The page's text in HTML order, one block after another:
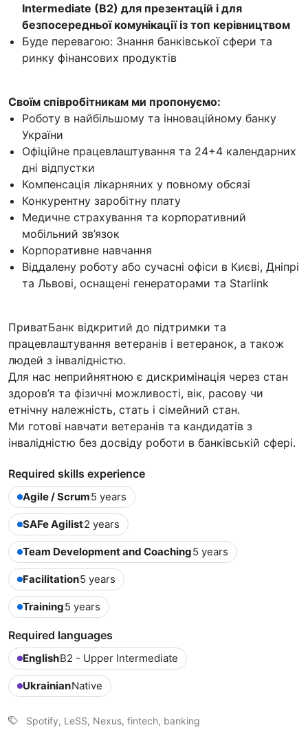
Intermediate (B2) для презентацій і для
безпосередньої комунікації із топ керівництвом
Буде перевагою: Знання банківської сфери та
ринку фінансових продуктів
Своїм співробітникам ми пропонуємо:
Роботу в найбільшому та інноваційному банку
України
Офіційне працевлаштування та 24+4 календарних
дні відпустки
Компенсація лікарняних у повному обсязі
Конкурентну заробітну плату
Медичне страхування та корпоративний
мобільний зв’язок
Корпоративне навчання
Віддалену роботу або сучасні офіси в Києві, Дніпрі
та Львові, оснащені генераторами та Starlink
ПриватБанк відкритий до підтримки та
працевлаштування ветеранів i ветеранок, а також
людей з інвалідністю.
Для нас неприйнятною є дискримінація через стан
здоров’я та фізичні можливості, вік, расову чи
етнічну належність, стать і сімейний стан.
Ми готові навчати ветеранів та кандидатів з
інвалідністю без досвіду роботи в банківській сфері.
Required skills experience
Agile / Scrum5 years
SAFe Agilist2 years
Team Development and Coaching5 years
Facilitation5 years
Training5 years
Required languages
EnglishB2 - Upper Intermediate
UkrainianNative
Spotify, LeSS, Nexus, fintech, banking